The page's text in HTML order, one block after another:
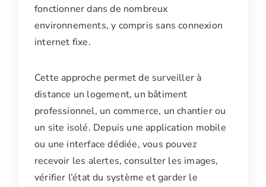
fonctionner dans de nombreux
environnements, y compris sans connexion
internet fixe.
Cette approche permet de surveiller à
distance un logement, un bâtiment
professionnel, un commerce, un chantier ou
un site isolé. Depuis une application mobile
ou une interface dédiée, vous pouvez
recevoir les alertes, consulter les images,
vérifier l’état du système et garder le